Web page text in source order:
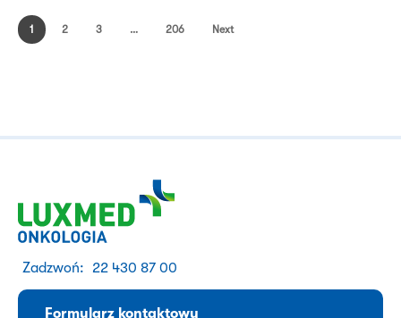
1 2 3 … 206 Next
Zadzwoń: 22 430 87 00
Formularz kontaktowy